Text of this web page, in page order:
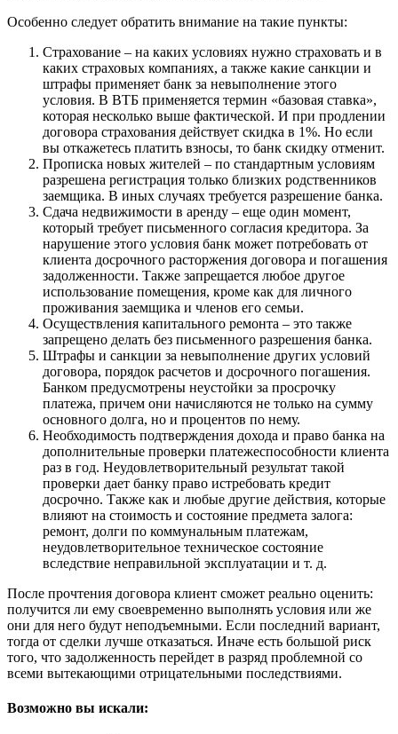
Особенно следует обратить внимание на такие пункты:
Страхование – на каких условиях нужно страховать и в
каких страховых компаниях, а также какие санкции и
штрафы применяет банк за невыполнение этого
условия. В ВТБ применяется термин «базовая ставка»,
которая несколько выше фактической. И при продлении
договора страхования действует скидка в 1%. Но если
вы откажетесь платить взносы, то банк скидку отменит.
Прописка новых жителей – по стандартным условиям
разрешена регистрация только близких родственников
заемщика. В иных случаях требуется разрешение банка.
Сдача недвижимости в аренду – еще один момент,
который требует письменного согласия кредитора. За
нарушение этого условия банк может потребовать от
клиента досрочного расторжения договора и погашения
задолженности. Также запрещается любое другое
использование помещения, кроме как для личного
проживания заемщика и членов его семьи.
Осуществления капитального ремонта – это также
запрещено делать без письменного разрешения банка.
Штрафы и санкции за невыполнение других условий
договора, порядок расчетов и досрочного погашения.
Банком предусмотрены неустойки за просрочку
платежа, причем они начисляются не только на сумму
основного долга, но и процентов по нему.
Необходимость подтверждения дохода и право банка на
дополнительные проверки платежеспособности клиента
раз в год. Неудовлетворительный результат такой
проверки дает банку право истребовать кредит
досрочно. Также как и любые другие действия, которые
влияют на стоимость и состояние предмета залога:
ремонт, долги по коммунальным платежам,
неудовлетворительное техническое состояние
вследствие неправильной эксплуатации и т. д.
После прочтения договора клиент сможет реально оценить:
получится ли ему своевременно выполнять условия или же
они для него будут неподъемными. Если последний вариант,
тогда от сделки лучше отказаться. Иначе есть большой риск
того, что задолженность перейдет в разряд проблемной со
всеми вытекающими отрицательными последствиями.
Возможно вы искали: